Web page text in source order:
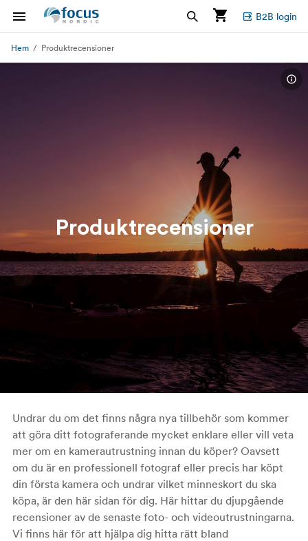
B2B login
Hem Produktrecensioner
Produktrecensioner
Undrar du om det finns några nya tillbehör som kommer
att göra ditt fotograferande mycket enklare eller vill veta
mer om en kamerautrustning innan du köper? Oavsett
om du är en professionell fotograf eller precis har köpt
din första kamera och undrar vilket minneskort du ska
köpa, är den här sidan för dig. Här hittar du djupgående
recensioner av de senaste foto- och videoutrustningarna.
Vi finns här för att hjälpa dig hitta rätt bland